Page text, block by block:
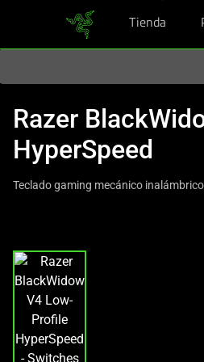
Tienda
Razer
HyperSpeed
Teclado gaming mecánico
a
carousel
with
one
large
image